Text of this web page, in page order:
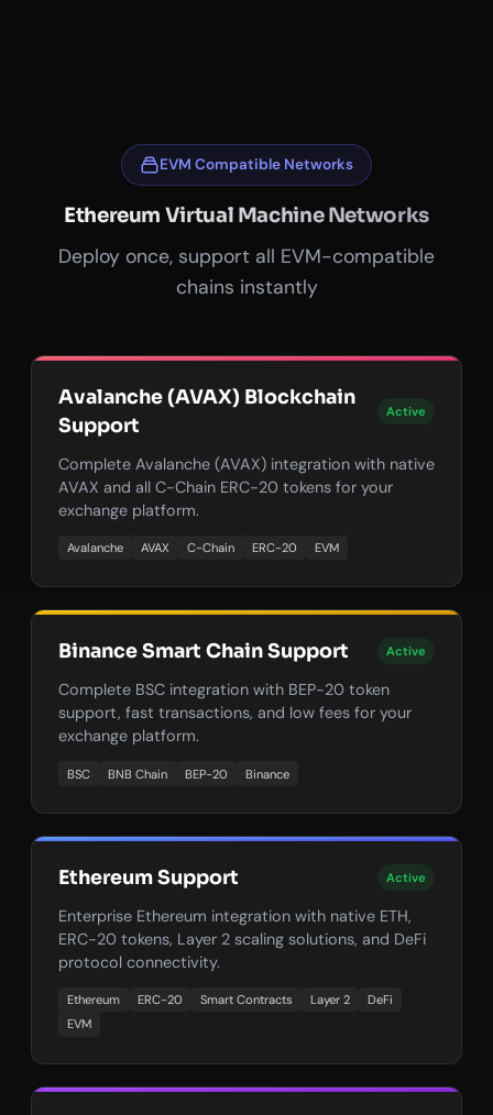
EVM Compatible Networks
Ethereum Virtual Machine Networks
Deploy once, support all EVM-compatible
chains instantly
Avalanche (AVAX) Blockchain
Support
Active
Complete Avalanche (AVAX) integration with native
AVAX and all C-Chain ERC-20 tokens for your
exchange platform.
Avalanche AVAX C-Chain ERC-20 EVM
Binance Smart Chain Support Active
Complete BSC integration with BEP-20 token
support, fast transactions, and low fees for your
exchange platform.
BSC BNB Chain BEP-20 Binance
Ethereum Support Active
Enterprise Ethereum integration with native ETH,
ERC-20 tokens, Layer 2 scaling solutions, and DeFi
protocol connectivity.
Ethereum ERC-20 Smart Contracts Layer 2
DeFi
EVM